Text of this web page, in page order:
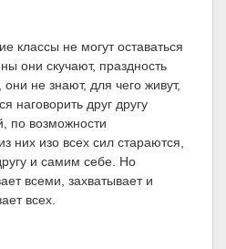
классы не могут оставаться
они скучают, праздность
не знают, для чего живут,
наговорить друг другу
по возможности
них изо всех сил стараются,
и самим себе. Но
всеми, захватывает и
всех.